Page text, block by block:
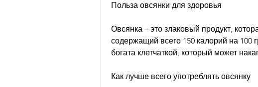
Польза овсянки для здоровья
Овсянка – это злаковый продукт,
содержащий всего 150 калорий на 100
богата клетчаткой, который может
Как лучше всего употреблять овсянку